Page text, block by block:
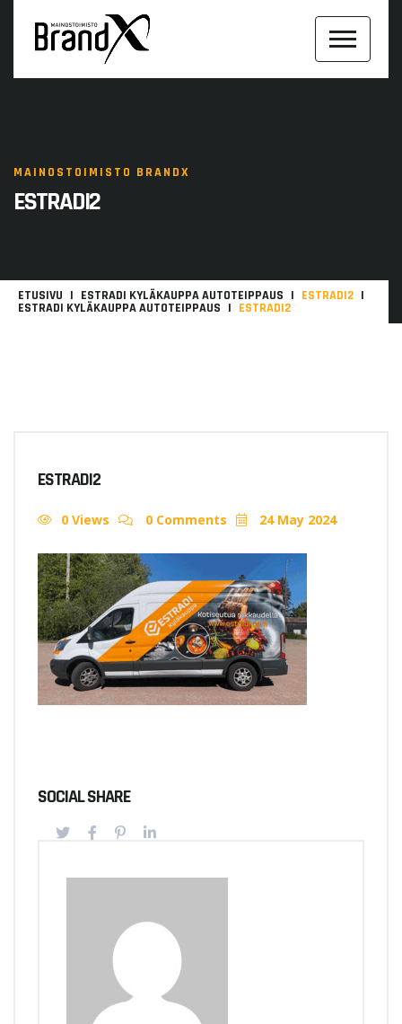
MAINOSTOIMISTO BRANDX
ESTRADI2
ETUSIVU ESTRADI KYLÄKAUPPA AUTOTEIPPAUS ESTRADI2
ESTRADI KYLÄKAUPPA AUTOTEIPPAUS ESTRADI2
ESTRADI2
0 Views 0 Comments 24 May 2024
SOCIAL SHARE